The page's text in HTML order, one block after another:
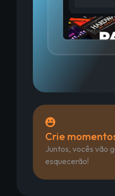
Crie
Juntos, vocês vão
esquecerão!